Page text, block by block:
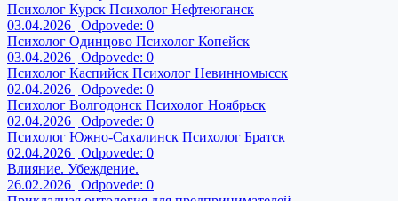
Психолог Курск Психолог Нефтеюганск
03.04.2026 | Odpovede: 0
Психолог Одинцово Психолог Копейск
03.04.2026 | Odpovede: 0
Психолог Каспийск Психолог Невинномысск
02.04.2026 | Odpovede: 0
Психолог Волгодонск Психолог Ноябрьск
02.04.2026 | Odpovede: 0
Психолог Южно-Сахалинск Психолог Братск
02.04.2026 | Odpovede: 0
Влияние. Убеждение.
26.02.2026 | Odpovede: 0